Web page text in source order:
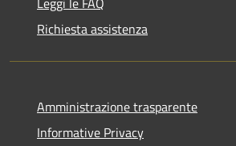
Richiesta assistenza
Amministrazione trasparente
Informative Privacy